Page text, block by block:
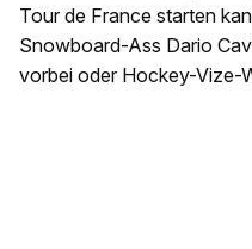
Tour de France starten
Snowboard-Ass Dario
vorbei oder Hockey-Vize-